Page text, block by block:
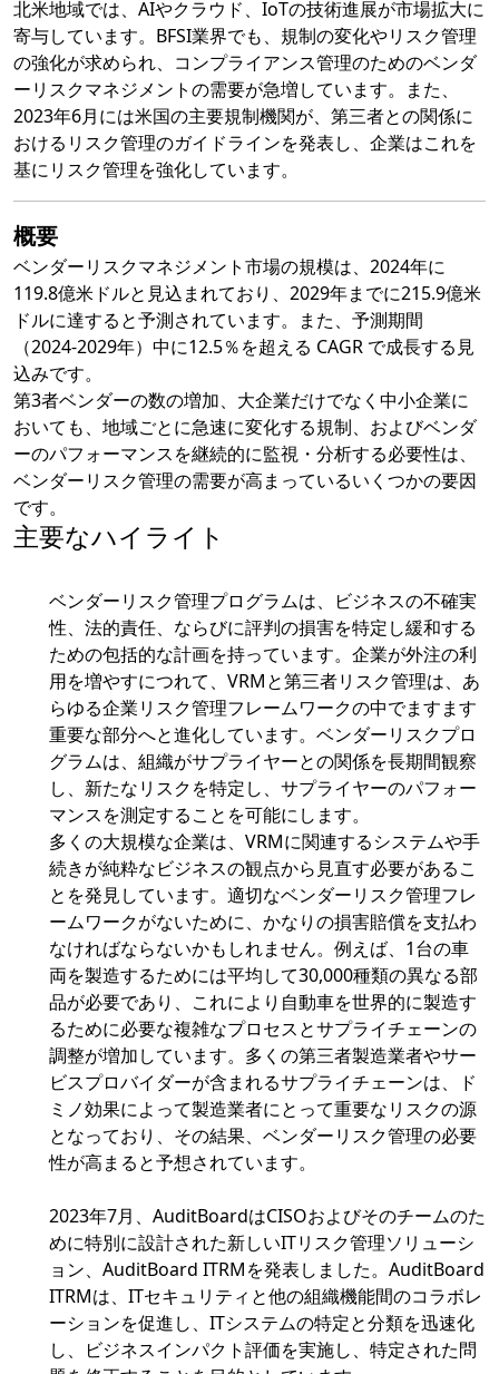
北米地域では、AIやクラウド、IoTの技術進展が市場拡大に
寄与しています。BFSI業界でも、規制の変化やリスク管理
の強化が求められ、コンプライアンス管理のためのベンダ
ーリスクマネジメントの需要が急増しています。また、
2023年6月には米国の主要規制機関が、第三者との関係に
おけるリスク管理のガイドラインを発表し、企業はこれを
基にリスク管理を強化しています。
概要
ベンダーリスクマネジメント市場の規模は、2024年に
119.8億米ドルと見込まれており、2029年までに215.9億米
ドルに達すると予測されています。また、予測期間
（2024-2029年）中に12.5％を超える CAGR で成長する見
込みです。
第3者ベンダーの数の増加、大企業だけでなく中小企業に
おいても、地域ごとに急速に変化する規制、およびベンダ
ーのパフォーマンスを継続的に監視・分析する必要性は、
ベンダーリスク管理の需要が高まっているいくつかの要因
です。
主要なハイライト
ベンダーリスク管理プログラムは、ビジネスの不確実
性、法的責任、ならびに評判の損害を特定し緩和する
ための包括的な計画を持っています。企業が外注の利
用を増やすにつれて、VRMと第三者リスク管理は、あ
らゆる企業リスク管理フレームワークの中でますます
重要な部分へと進化しています。ベンダーリスクプロ
グラムは、組織がサプライヤーとの関係を長期間観察
し、新たなリスクを特定し、サプライヤーのパフォー
マンスを測定することを可能にします。
多くの大規模な企業は、VRMに関連するシステムや手
続きが純粋なビジネスの観点から見直す必要があるこ
とを発見しています。適切なベンダーリスク管理フレ
ームワークがないために、かなりの損害賠償を支払わ
なければならないかもしれません。例えば、1台の車
両を製造するためには平均して30,000種類の異なる部
品が必要であり、これにより自動車を世界的に製造す
るために必要な複雑なプロセスとサプライチェーンの
調整が増加しています。多くの第三者製造業者やサー
ビスプロバイダーが含まれるサプライチェーンは、ド
ミノ効果によって製造業者にとって重要なリスクの源
となっており、その結果、ベンダーリスク管理の必要
性が高まると予想されています。
2023年7月、AuditBoardはCISOおよびそのチームのた
めに特別に設計された新しいITリスク管理ソリューシ
ョン、AuditBoard ITRMを発表しました。AuditBoard
ITRMは、ITセキュリティと他の組織機能間のコラボレ
ーションを促進し、ITシステムの特定と分類を迅速化
し、ビジネスインパクト評価を実施し、特定された問